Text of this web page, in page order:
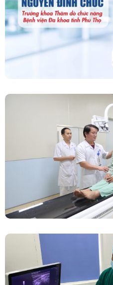
Năng – Bệnh Viện
Chính Thức Vận
Mới Spect/CT Trong
Ung Thư Tại Bệnh
Đốt Sóng Cao Tần